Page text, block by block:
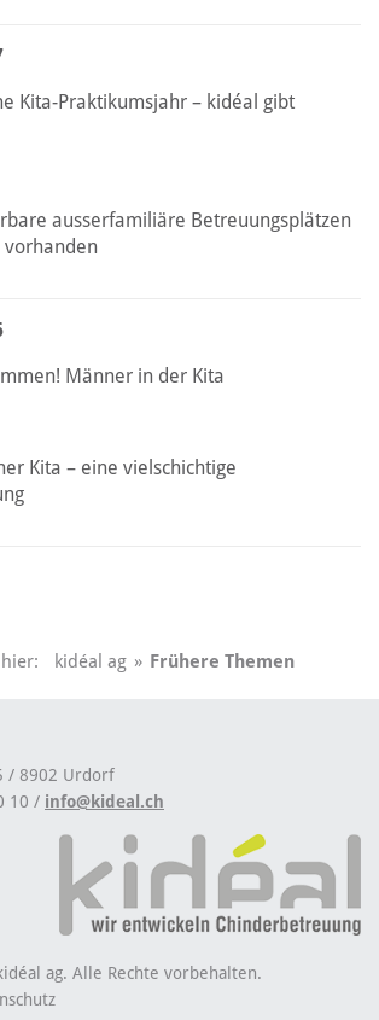
Kita-Praktikumsjahr – kidéal gibt
ausserfamiliäre Betreuungsplätzen
vorhanden
Männer in der Kita
Kita – eine vielschichtige
kidéal ag » Frühere Themen
/ 8902 Urdorf
10 / info@kideal.ch
ag. Alle Rechte vorbehalten.